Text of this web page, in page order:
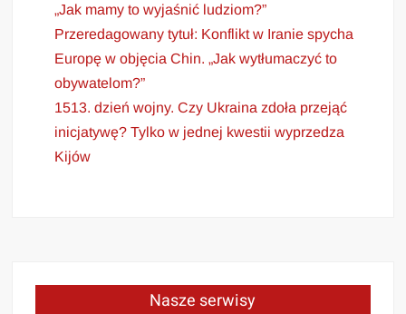
„Jak mamy to wyjaśnić ludziom?”
Przeredagowany tytuł: Konflikt w Iranie spycha
Europę w objęcia Chin. „Jak wytłumaczyć to
obywatelom?”
1513. dzień wojny. Czy Ukraina zdoła przejąć
inicjatywę? Tylko w jednej kwestii wyprzedza
Kijów
Nasze serwisy